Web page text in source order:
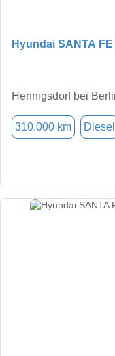
Hyundai SANTA FE
Hennigsdorf bei
310.000 km Diesel